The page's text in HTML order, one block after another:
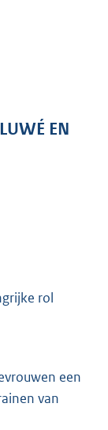
EN
rol
een
van